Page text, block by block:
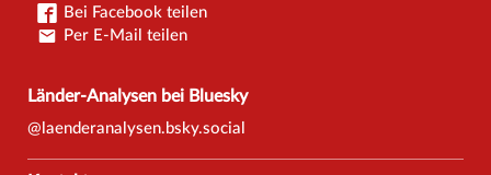
Bei Facebook teilen
Per E-Mail teilen
Länder-Analysen bei Bluesky
@laenderanalysen.bsky.social